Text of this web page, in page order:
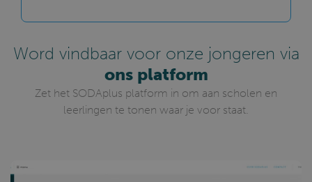
Word vindbaar voor onze jongeren via
ons platform
Zet het SODAplus platform in om aan scholen en
leerlingen te tonen waar je voor staat.